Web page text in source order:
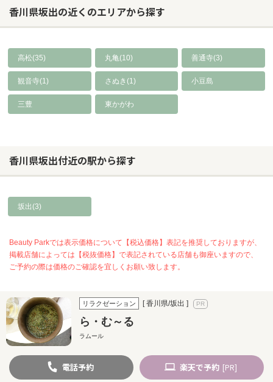
香川県坂出の近くのエリアから探す
高松(35) 丸亀(10) 善通寺(3)
観音寺(1) さぬき(1) 小豆島
三豊 東かがわ
香川県坂出付近の駅から探す
坂出(3)
Beauty Parkでは表示価格について【税込価格】表記を推奨しておりますが、
掲載店舗によっては【税抜価格】で表記されている店舗も御座いますので、
ご予約の際は価格のご確認を宜しくお願い致します。
リラクゼーション [ 香川県/坂出 ]
ら・む～る
ラムール
電話予約 楽天で予約 [PR]